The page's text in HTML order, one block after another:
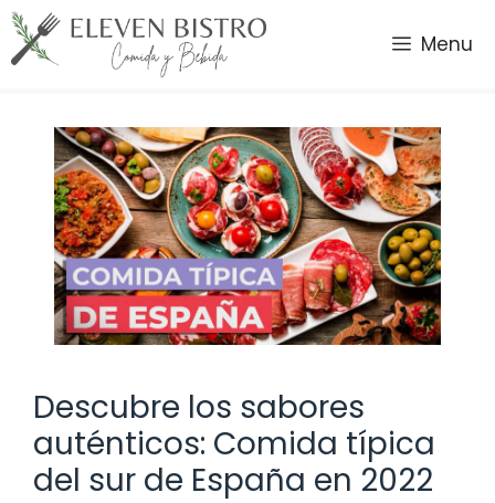
Saltar
al
contenido
Menu
Descubre los sabores
auténticos: Comida típica
del sur de España en 2022